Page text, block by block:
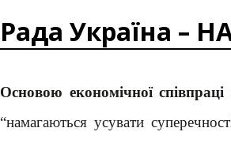
Рада Україна –
Основою економічної
“намагаються усувати